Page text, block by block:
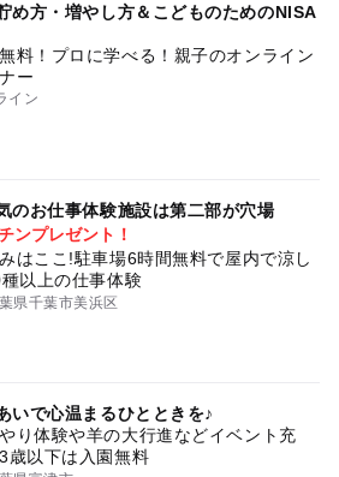
め方・増やし方＆こどものためのNISA
料！プロに学べる！親子のオンライン
ー
イン
のお仕事体験施設は第二部が穴場
ンプレゼント！
はここ!駐車場6時間無料で屋内で涼し
種以上の仕事体験
県千葉市美浜区
いで心温まるひとときを♪
り体験や羊の大行進などイベント充
歳以下は入園無料